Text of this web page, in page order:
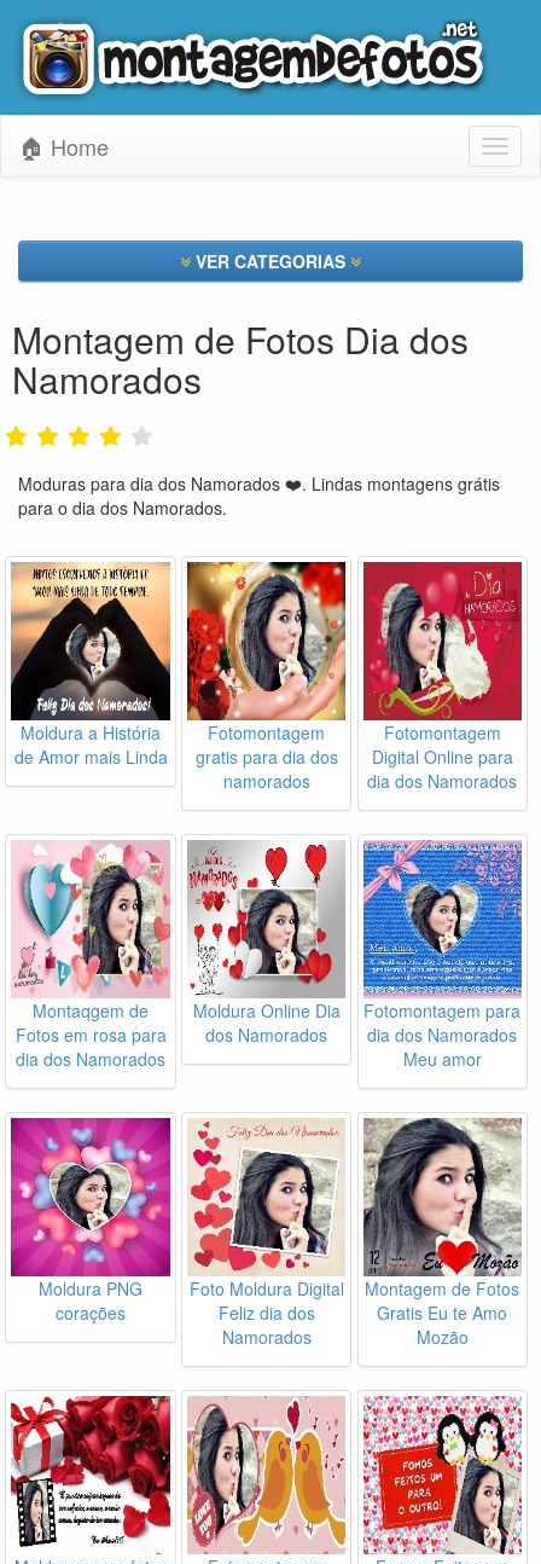
🏠 Home
VER CATEGORIAS
Montagem de Fotos Dia dos
Namorados
Moduras para dia dos Namorados ❤️. Lindas montagens grátis
para o dia dos Namorados.
Moldura a História
de Amor mais Linda
Fotomontagem
gratis para dia dos
namorados
Fotomontagem
Digital Online para
dia dos Namorados
Montaqgem de
Fotos em rosa para
dia dos Namorados
Moldura Online Dia
dos Namorados
Fotomontagem para
dia dos Namorados
Meu amor
Moldura PNG
corações
Foto Moldura Digital
Feliz dia dos
Namorados
Montagem de Fotos
Gratis Eu te Amo
Mozão